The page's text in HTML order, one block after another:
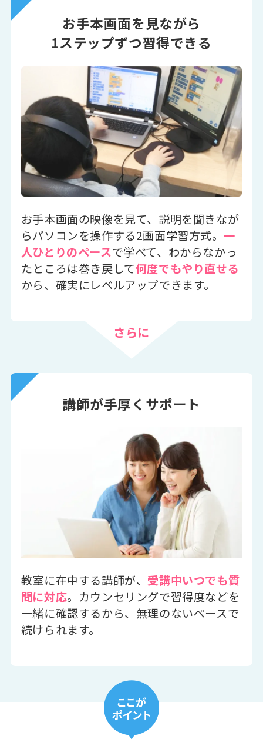
お手本画面を見ながら
1ステップずつ習得できる
お手本画面の映像を見て、説明を聞きなが
らパソコンを操作する2画面学習方式。 一
人ひとりのペースで学べて、わからなかっ
たところは巻き戻して何度でもやり直せる
から、確実にレベルアップできます。
さらに
講師が手厚くサポート
教室に在中する講師が、 受講中いつでも質
問に対応。カウンセリングで習得度などを
一緒に確認するから、無理のないペースで
続けられます。